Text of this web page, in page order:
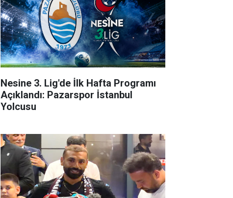
Nesine 3. Lig'de İlk Hafta Programı
Açıklandı: Pazarspor İstanbul
Yolcusu